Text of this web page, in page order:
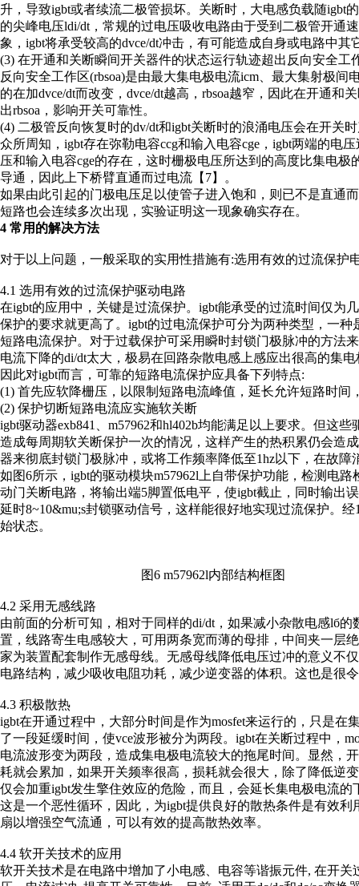
升，导致igbt或者续流二极管损坏。关断时，大电感负载随igbt
的尖峰电压ldi/dt，常规的过电压吸收电路由于受到二极管开通
象，igbt将承受较高的dvce/dt冲击，有可能造成自身或电路中
(3) 在开通和关断瞬间开关器件的状态运行轨迹超出反向安全工
反向安全工作区(rbsoa)是由最大集电极电流icm、最大集射极
的在加dvce/dt而改变，dvce/dt越高，rbsoa越窄，因此在开通
出rbsoa，影响开关可靠性。
(4) 二极管反向恢复时的dv/dt和igbt关断时的浪涌电压会在开关
众所周知，igbt存在弥勒电容ccg和输入电容cge，igbt两端的电
压和输入电容cge的存在，这时栅极电压所达到的高度比集电
导通，因此上下桥臂直通而过电流【7】。
如果由此引起的门极电压足以使管子进入饱和，则已不是直通
短路也会连续多次出现，实验证明这一现象确实存在。
4 常用的解决方法
对于以上问题，一般采取的实用性措施有:选用有效的过流保
4.1 选用有效的过流保护驱动电路
在igbt的应用中，关键是过流保护。igbt能承受的过流时间仅为
保护的要求就更高了。igbt的过电流保护可分为两种类型，一
短路电流保护。对于过载保护可采用瞬时封锁门极脉冲的方法
电流下降的di/dt太大，极易在回路杂散电感上感应出很高的集
因此对igbt而言，可靠的短路电流保护应具备下列特点:
(1) 首先应软降栅压，以限制短路电流峰值，延长允许短路时间
(2) 保护切断短路电流应实施软关断
igbt驱动器exb841、m57962和hl402b均能满足以上要求。但这
造成每周期软关断保护一次的情况，这样产生的热积累仍会造
器来彻底封锁门极脉冲，或将工作频率降低至1hz以下，在故
如图6所示，igbt的驱动模块m57962l上自带保护功能，检测电
动门关断电路，将输出端5脚置低电平，使igbt截止，同时输出
延时8~10&mu;s封锁驱动信号，这样能很好地实现过流保护。
始状态。
图6 m57962l内部结构框图
4.2 采用无感线路
由前面的分析可知，相对于同样的di/dt，如果减小杂散电感lб
置，线路寄生电感较大，可用两条宽而薄的母排，中间夹一层
家为装置配套制作无感母线。无感母线降低电压过冲的意义不
电路结构，减少吸收电阻功耗，减少逆变器的体积。这也是很
4.3 积极散热
igbt在开通过程中，大部分时间是作为mosfet来运行的，只是
了一段延缓时间，使vce波形被分为两段。igbt在关断过程中，
电流波形变为两段，造成集电极电流较大的拖尾时间。显然，
耗就会累加，如果开关频率很高，损耗就会很大，除了降低逆
仅会加重igbt发生擎住效应的危险，而且，会延长集电极电流
这是一个恶性循环，因此，为igbt提供良好的散热条件是有效
扇以增强空气流通，可以有效的提高散热效率。
4.4 软开关技术的应用
软开关技术是在电路中增加了小电感、电容等谐振元件, 在开